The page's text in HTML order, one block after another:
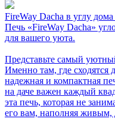
FireWay Dacha в углу дома
Печь «FireWay Dacha»
для вашего уюта.
Представьте самый
Именно там, где сходятся
надежная и компактная
на даче важен каждый
эта печь, которая не
его вам, наполняя